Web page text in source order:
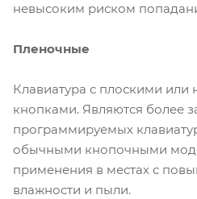
невысоким риском
Пленочные
Клавиатура с плоскими
кнопками. Являются более
программируемых
обычными кнопочными
применения в местах с
влажности и пыли.